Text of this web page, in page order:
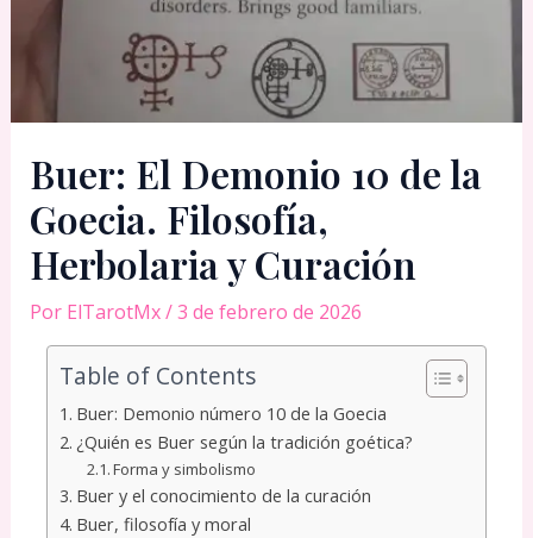
Buer: El Demonio 10 de la
Goecia. Filosofía,
Herbolaria y Curación
Por ElTarotMx/3 de febrero de 2026
Table of Contents
Buer: Demonio número 10 de la Goecia
¿Quién es Buer según la tradición goética?
Forma y simbolismo
Buer y el conocimiento de la curación
Buer, filosofía y moral